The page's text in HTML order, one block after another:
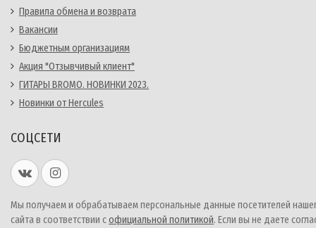
Правила обмена и возврата
Вакансии
Бюджетным организациям
Акция "Отзывчивый клиент"
ГИТАРЫ BROMO. НОВИНКИ 2023.
Новинки от Hercules
СОЦСЕТИ
Мы получаем и обрабатываем персональные данные посетителей
сайта в соответствии софициальной политикой. Если вы не даете